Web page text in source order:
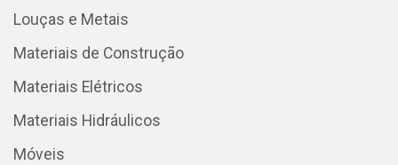
Louças e Metais
Materiais de Construção
Materiais Elétricos
Materiais Hidráulicos
Móveis